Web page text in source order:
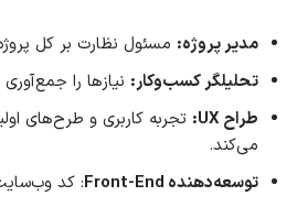
مدیر پروژه: مسئول نظارت بر کل
تحلیلگر کسب‌وکار: نیازها را
طراح UX
: تجربه کاربری و طرح‌های
می‌کند.
توسعه‌دهنده Front-End: کد